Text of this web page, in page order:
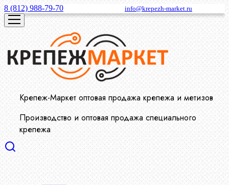
8 (812) 988-79-70 info@krepezh-market.ru
Крепеж-Маркет оптовая продажа крепежа и метизов
Производство и оптовая продажа специального
крепежа